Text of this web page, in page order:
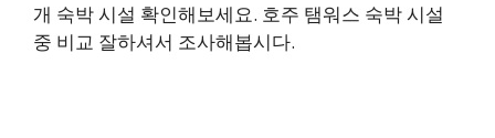
개 숙박 시설 확인해보세요. 호주 탬워스 숙박 시설
중 비교 잘하셔서 조사해봅시다.